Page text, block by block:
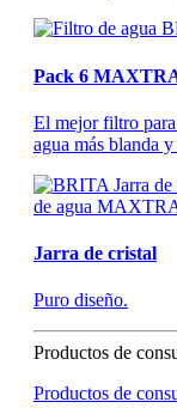
Pack 6
El mejor filtro
agua más blanda
Jarra de cristal
Puro diseño.
Productos de
Productos de